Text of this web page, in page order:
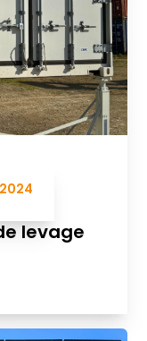
levage